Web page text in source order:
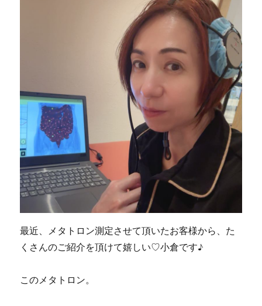
最近、メタトロン測定させて頂いたお客様から、た
くさんのご紹介を頂けて嬉しい♡小倉です♪
このメタトロン。